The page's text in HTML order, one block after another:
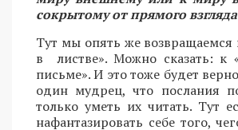
сокрытому от прямого
Тут мы опять же возвращаемся
в листве». Можно сказать: к
письме». И это тоже будет
один мудрец, что послания
только уметь их читать. Тут
нафантазировать себе того,